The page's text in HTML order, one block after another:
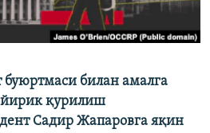
буюртмаси билан амалга
йирик қурилиш
Садир Жапаровга яқин